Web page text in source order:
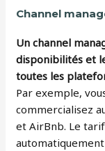
Channel
Un channel
disponibilités et
toutes les
Par exemple,
commercialisez
et AirBnb. Le